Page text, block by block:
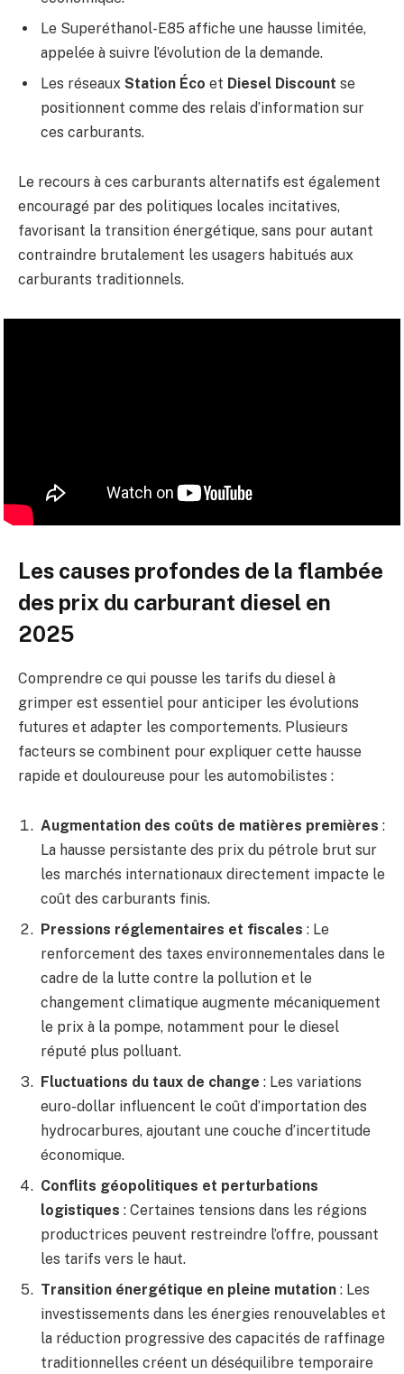
Le Superéthanol-E85 affiche une hausse limitée,
appelée à suivre l’évolution de la demande.
Les réseaux Station Éco et Diesel Discount se
positionnent comme des relais d’information sur
ces carburants.
Le recours à ces carburants alternatifs est également
encouragé par des politiques locales incitatives,
favorisant la transition énergétique, sans pour autant
contraindre brutalement les usagers habitués aux
carburants traditionnels.
Les causes profondes de la flambée
des prix du carburant diesel en
2025
Comprendre ce qui pousse les tarifs du diesel à
grimper est essentiel pour anticiper les évolutions
futures et adapter les comportements. Plusieurs
facteurs se combinent pour expliquer cette hausse
rapide et douloureuse pour les automobilistes :
Augmentation des coûts de matières premières :
La hausse persistante des prix du pétrole brut sur
les marchés internationaux directement impacte le
coût des carburants finis.
Pressions réglementaires et fiscales : Le
renforcement des taxes environnementales dans le
cadre de la lutte contre la pollution et le
changement climatique augmente mécaniquement
le prix à la pompe, notamment pour le diesel
réputé plus polluant.
Fluctuations du taux de change : Les variations
euro-dollar influencent le coût d’importation des
hydrocarbures, ajoutant une couche d’incertitude
économique.
Conflits géopolitiques et perturbations
logistiques : Certaines tensions dans les régions
productrices peuvent restreindre l’offre, poussant
les tarifs vers le haut.
Transition énergétique en pleine mutation : Les
investissements dans les énergies renouvelables et
la réduction progressive des capacités de raffinage
traditionnelles créent un déséquilibre temporaire